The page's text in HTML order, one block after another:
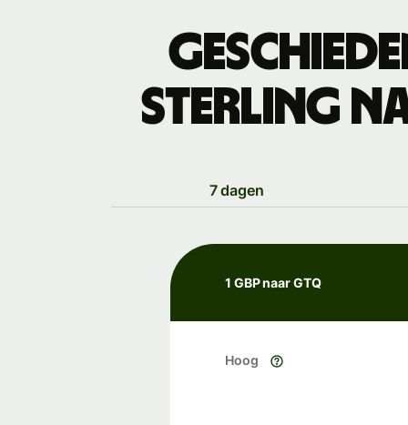
sterling
7 dagen
1 GBP naar GTQ
Hoog